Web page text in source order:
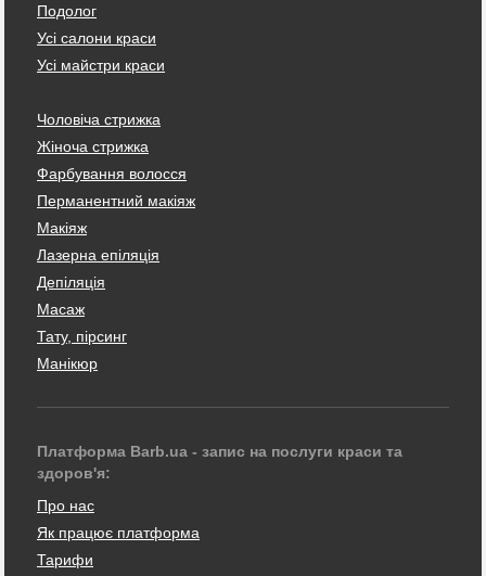
Подолог
Усі салони краси
Усі майстри краси
Чоловіча стрижка
Жіноча стрижка
Фарбування волосся
Перманентний макіяж
Макіяж
Лазерна епіляція
Депіляція
Масаж
Тату, пірсинг
Манікюр
Платформа Barb.ua - запис на послуги краси та
здоров'я:
Про нас
Як працює платформа
Тарифи